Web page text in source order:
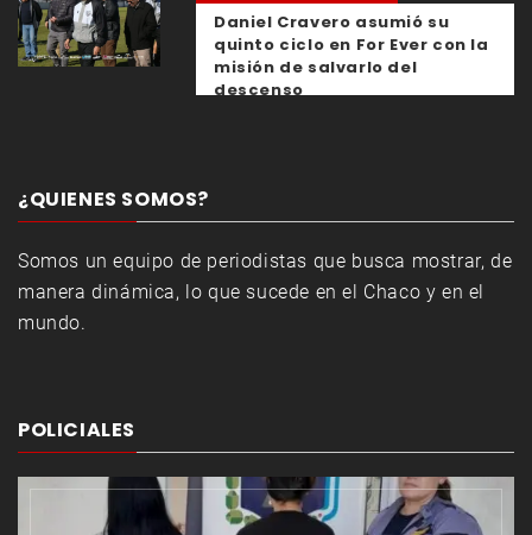
Daniel Cravero asumió su
quinto ciclo en For Ever con la
misión de salvarlo del
descenso
¿QUIENES SOMOS?
Somos un equipo de periodistas que busca mostrar, de
manera dinámica, lo que sucede en el Chaco y en el
mundo.
POLICIALES